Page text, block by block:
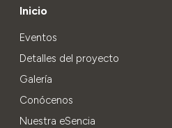
Inicio
Eventos
Detalles del proyecto
Galería
Conócenos
Nuestra eSencia